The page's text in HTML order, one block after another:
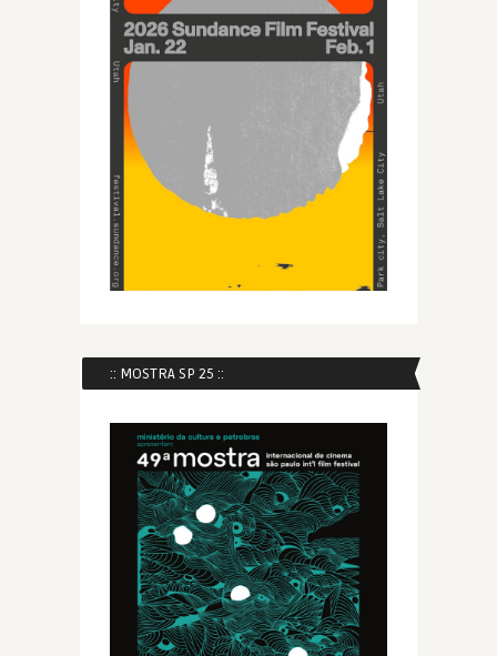
:: MOSTRA SP 25 ::